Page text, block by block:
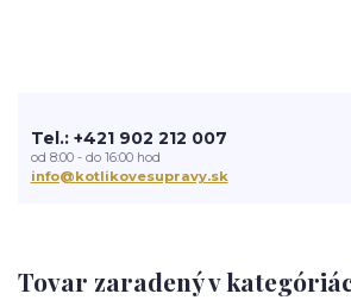
Tovar zaradený v
Tel.: +421 902 212 007
od 8:00 - do 16:00 hod
info@kotlikovesupravy.sk